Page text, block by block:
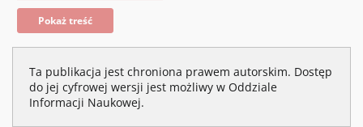
Pokaż treść
Ta publikacja jest chroniona prawem autorskim. Dostęp
do jej cyfrowej wersji jest możliwy w Oddziale
Informacji Naukowej.